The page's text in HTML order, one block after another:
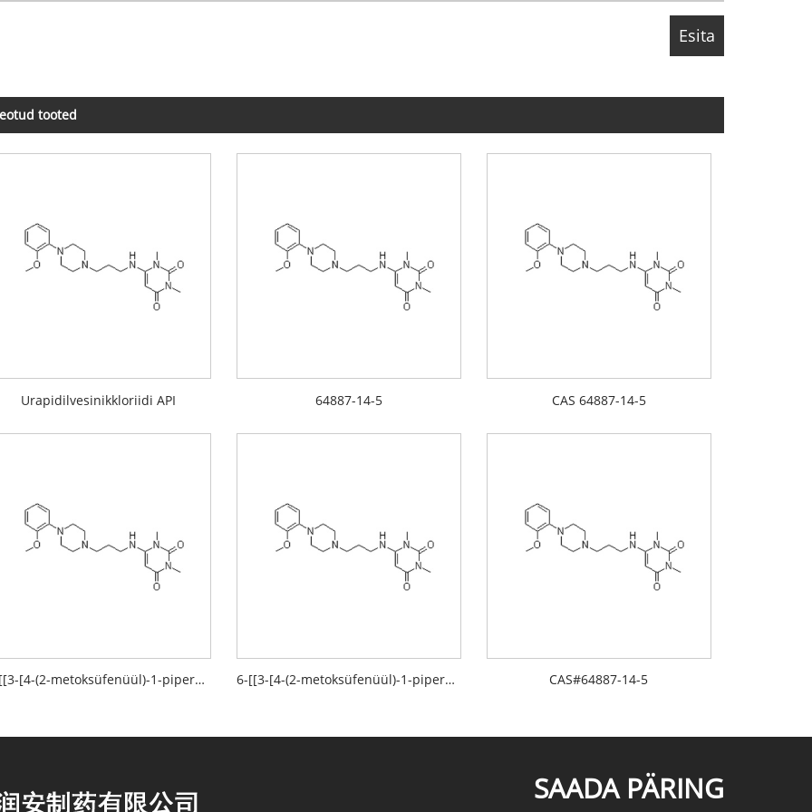
tooted
Urapidilvesinikkloriidi API 64887-14-5 CAS 64887-14-5
6-[[3-[4-(2-metoksüfenüül)-1-piperasinüül]propüül]amino]-1,3-dimetüül-2,4(1 H,3H)-pürimidiindioonvesinikkloriid 6-[[3-[4-(2-metoksüfenüül)-1-piperasinüül]propüül]amino]-1,3-dimetüül-2,4(1 H,3H)-pürimidiindioon CAS#64887-14-5
SAADA PÄRING